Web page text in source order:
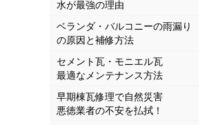
水が最強の理由
ベランダ・バルコニーの雨漏り
の原因と補修方法
セメント瓦・モニエル瓦
最適なメンテナンス方法
早期棟瓦修理で自然災害
悪徳業者の不安を払拭！